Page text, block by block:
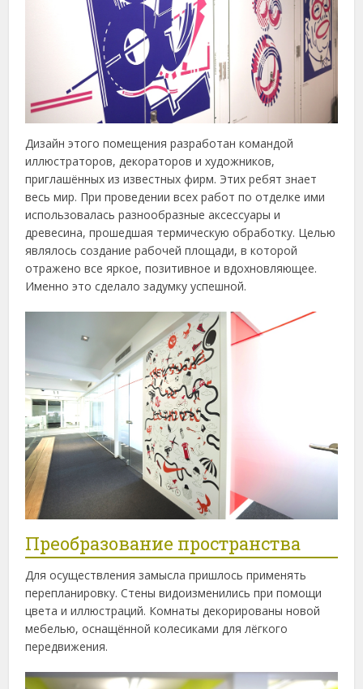
Дизайн этого помещения разработан командой
иллюстраторов, декораторов и художников,
приглашённых из известных фирм. Этих ребят знает
весь мир. При проведении всех работ по отделке ими
использовалась разнообразные аксессуары и
древесина, прошедшая термическую обработку. Целью
являлось создание рабочей площади, в которой
отражено все яркое, позитивное и вдохновляющее.
Именно это сделало задумку успешной.
Преобразование пространства
Для осуществления замысла пришлось применять
перепланировку. Стены видоизменились при помощи
цвета и иллюстраций. Комнаты декорированы новой
мебелью, оснащённой колесиками для лёгкого
передвижения.